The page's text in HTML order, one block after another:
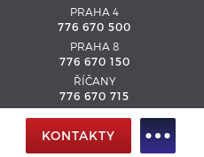
PRAHA 4
776 670 500
PRAHA 8
776 670 150
ŘÍČANY
776 670 715
KONTAKTY